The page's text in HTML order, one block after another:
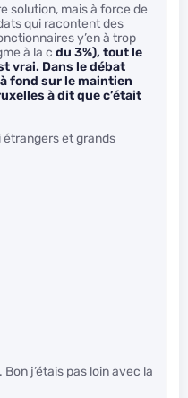
solution, mais à force de
qui racontent des
y’en à trop
à la c du 3%), tout le
vrai. Dans le débat
fond sur le maintien
à dit que c’était
étrangers et grands
j’étais pas loin avec la